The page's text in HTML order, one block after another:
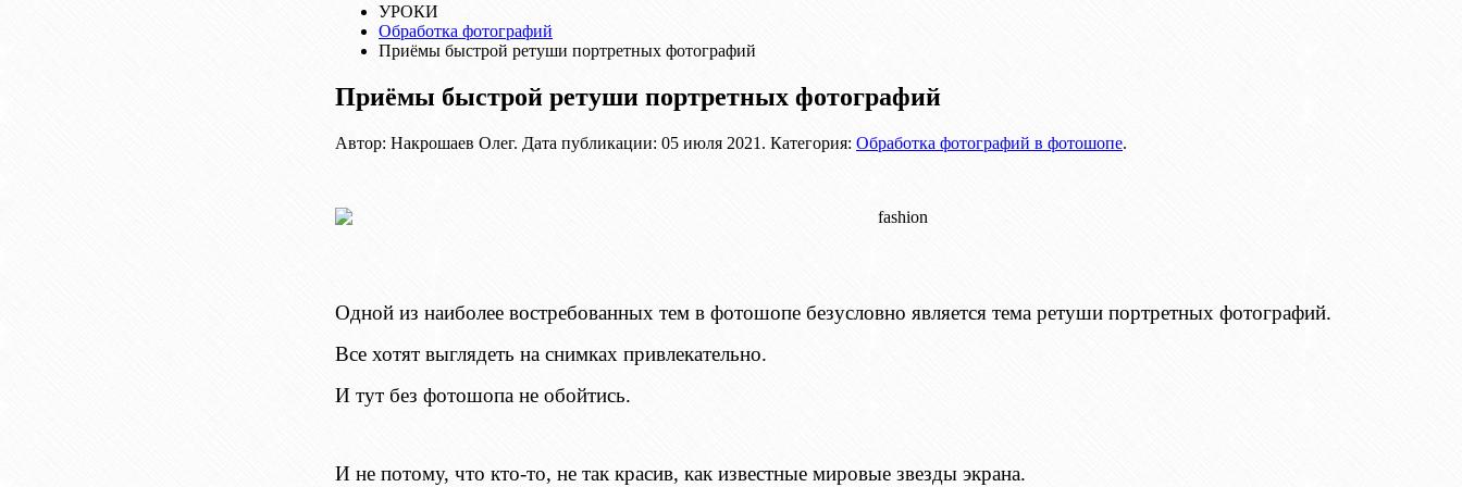
УРОКИ
Обработка фотографий
Приёмы быстрой ретуши портретных фотографий
Приёмы быстрой ретуши портретных фотографий
Автор: Накрошаев Олег. Дата публикации: 05 июля 2021 . Категория: Обработка фотографий в фотошопе.
Одной из наиболее востребованных тем в фотошопе безусловно является тема ретуши портретных фотографий.
Все хотят выглядеть на снимках привлекательно.
И тут без фотошопа не обойтись.
И не потому, что кто-то, не так красив, как известные мировые звезды экрана.